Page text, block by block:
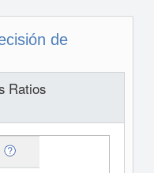
de
Ratios